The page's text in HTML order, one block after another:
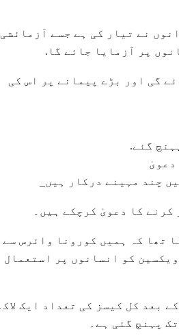
نے تیار کی ہے جسے آزمائشی
پر آزمایا جائے گا.
پر 20 سے 30 لاکھ ڈالر لاگت آئے گی اور بڑے پیمانے پر اس کی
گئے.
دعویٰ
چند مہینے درکار ہیں_
کا دعویٰ کرچکے ہیں۔
تھا کہ ہمیں کورونا وائرس سے
کرنےمیں کامیابی ملی ہے، آئندہ 3 ماہ میں ویکسین کو انسانوں پر استعمال